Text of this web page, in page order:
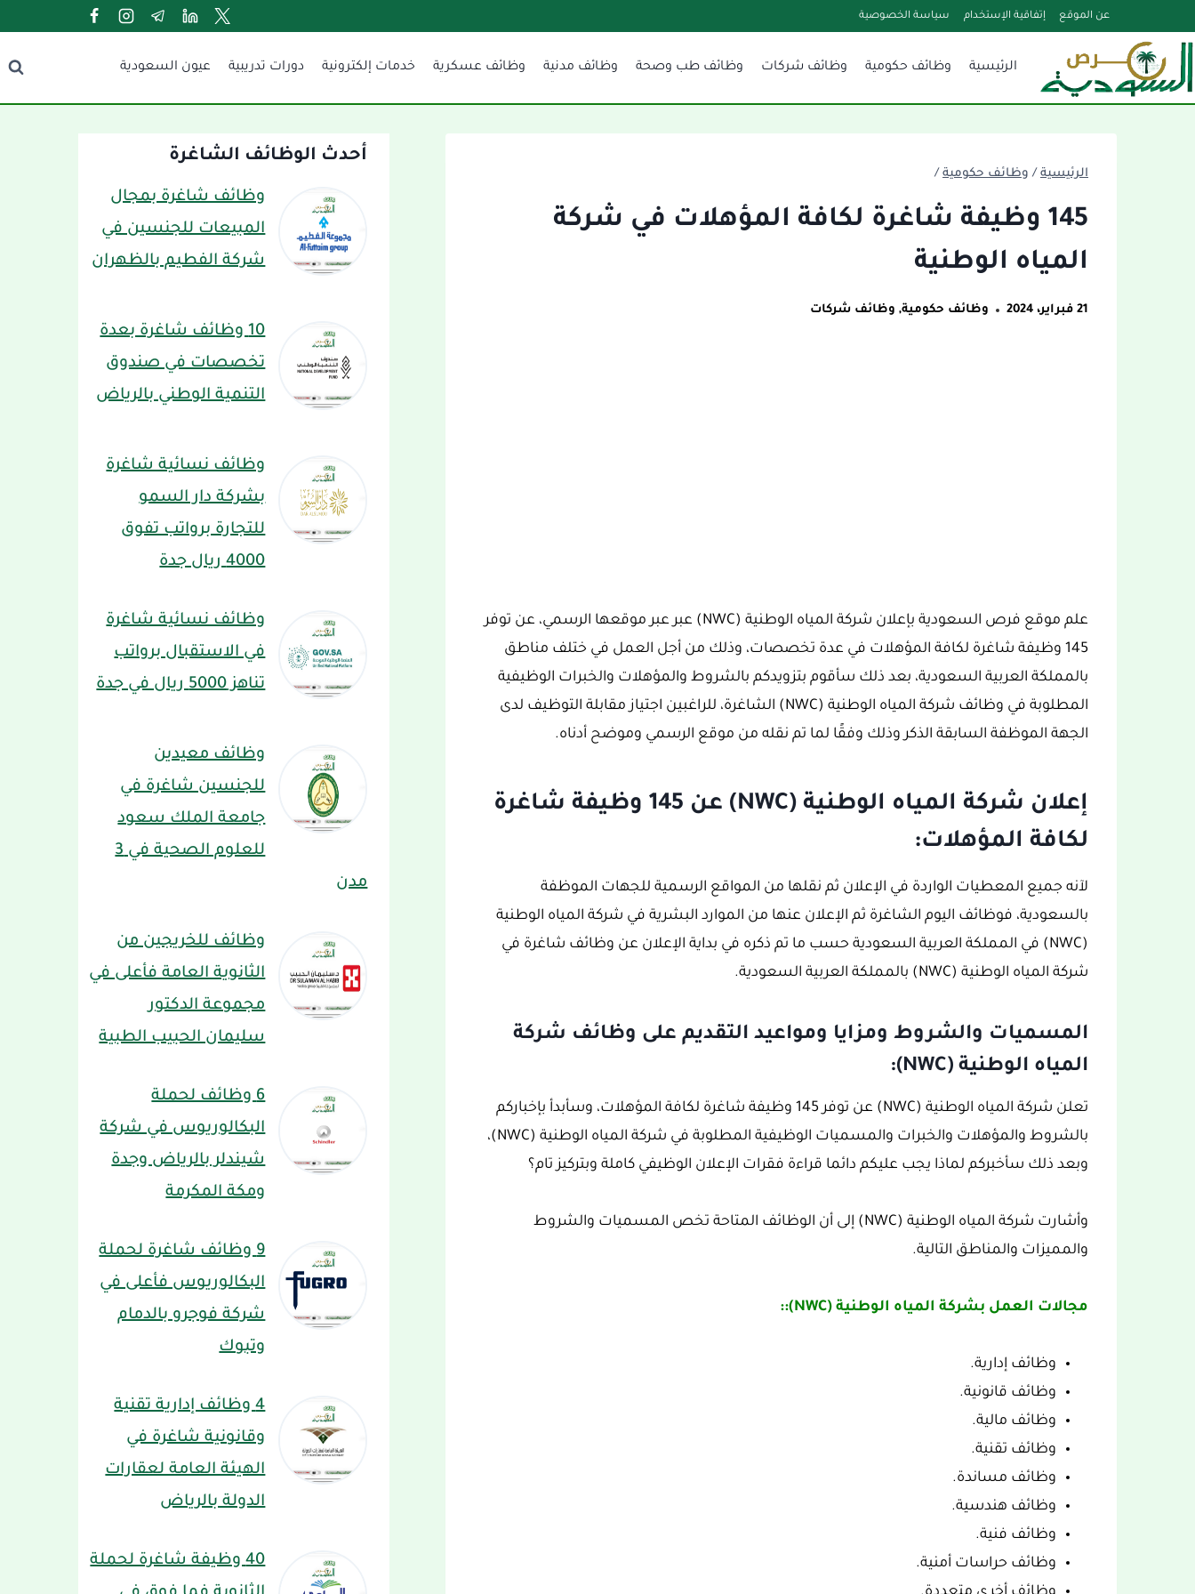
إلى
المحتوى
عن الموقع إتفاقية الإستخدام سياسة الخصوصية
الرئيسية وظائف حكومية وظائف شركات وظائف طب وصحة وظائف مدنية وظائف عسكرية خدمات إلكترونية دورات تدريبية عيون السعودية
الرئيسية / وظائف حكومية /
145 وظيفة شاغرة لكافة المؤهلات في شركة
المياه الوطنية
21 فبراير، 2024 وظائف حكومية, وظائف شركات
علم موقع فرص السعودية بإعلان شركة المياه الوطنية (NWC) عبر عبر موقعها الرسمي، عن توفر
145 وظيفة شاغرة لكافة المؤهلات في عدة تخصصات، وذلك من أجل العمل في ختلف مناطق
بالمملكة العربية السعودية، بعد ذلك سأقوم بتزويدكم بالشروط والمؤهلات والخبرات الوظيفية
المطلوبة في وظائف شركة المياه الوطنية (NWC) الشاغرة، للراغبين اجتياز مقابلة التوظيف لدى
الجهة الموظفة السابقة الذكر وذلك وفقًا لما تم نقله من موقع الرسمي وموضح أدناه.
إعلان شركة المياه الوطنية (NWC) عن 145 وظيفة شاغرة
لكافة المؤهلات:
لآنه جميع المعطيات الواردة في الإعلان ثم نقلها من المواقع الرسمية للجهات الموظفة
بالسعودية، فوظائف اليوم الشاغرة ثم الإعلان عنها من الموارد البشرية في شركة المياه الوطنية
(NWC) في المملكة العربية السعودية حسب ما تم ذكره في بداية الإعلان عن وظائف شاغرة في
شركة المياه الوطنية (NWC) بالمملكة العربية السعودية.
المسميات والشروط ومزايا ومواعيد التقديم على وظائف شركة
المياه الوطنية (NWC):
تعلن شركة المياه الوطنية (NWC) عن توفر 145 وظيفة شاغرة لكافة المؤهلات، وسأبدأ بإخباركم
بالشروط والمؤهلات والخبرات والمسميات الوظيفية المطلوبة في شركة المياه الوطنية (NWC)،
وبعد ذلك سأخبركم لماذا يجب عليكم دائما قراءة فقرات الإعلان الوظيفي كاملة وبتركيز تام؟
وأشارت شركة المياه الوطنية (NWC) إلى أن الوظائف المتاحة تخص المسميات والشروط
والمميزات والمناطق التالية.
مجالات العمل بشركة المياه الوطنية (NWC)::
وظائف إدارية.
وظائف قانونية.
وظائف مالية.
وظائف تقنية.
وظائف مساندة.
وظائف هندسية.
وظائف فنية.
وظائف حراسات أمنية.
أحدث الوظائف الشاغرة
وظائف شاغرة بمجال
المبيعات للجنسين في
شركة الفطيم بالظهران
10 وظائف شاغرة بعدة
تخصصات في صندوق
التنمية الوطني بالرياض
وظائف نسائية شاغرة
بشركة دار السمو
للتجارة برواتب تفوق
4000 ريال جدة
وظائف نسائية شاغرة
في الاستقبال برواتب
تناهز 5000 ريال في جدة
وظائف معيدين
للجنسين شاغرة في
جامعة الملك سعود
للعلوم الصحية في 3
مدن
وظائف للخريجين من
الثانوية العامة فأعلى في
مجموعة الدكتور
سليمان الحبيب الطبية
6 وظائف لحملة
البكالوريوس في شركة
شيندلر بالرياض وجدة
ومكة المكرمة
9 وظائف شاغرة لحملة
البكالوريوس فأعلى في
شركة فوجرو بالدمام
وتبوك
4 وظائف إدارية تقنية
وقانونية شاغرة في
الهيئة العامة لعقارات
الدولة بالرياض
40 وظيفة شاغرة لحملة